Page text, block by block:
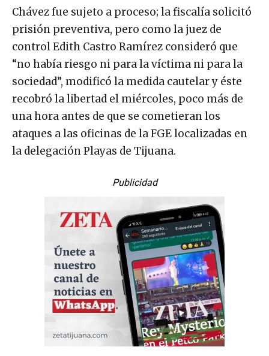
Chávez fue sujeto a proceso; la fiscalía solicitó
prisión preventiva, pero como la juez de
control Edith Castro Ramírez consideró que
“no había riesgo ni para la víctima ni para la
sociedad”, modificó la medida cautelar y éste
recobró la libertad el miércoles, poco más de
una hora antes de que se cometieran los
ataques a las oficinas de la FGE localizadas en
la delegación Playas de Tijuana.
Publicidad